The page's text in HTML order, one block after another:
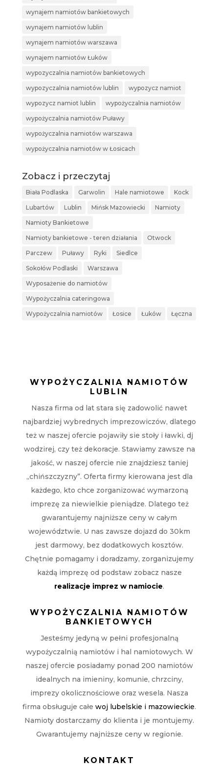
wynajem namiotów bankietowych
wynajem namiotów lublin
wynajem namiotów warszawa
wynajem namiotów Łuków
wypozyczalnia namiotów bankietowych
wypozyczalnia namiotów lublin wypozycz namiot
wypozycz namiot lublin wypożyczalnia namiotów
wypożyczalnia namiotów Puławy
wypożyczalnia namiotów warszawa
wypożyczalnia namiotów w Łosicach
Zobacz i przeczytaj
Biała Podlaska Garwolin Hale namiotowe Kock
Lubartów Lublin Mińsk Mazowiecki Namioty
Namioty Bankietowe
Namioty bankietowe - teren działania Otwock
Parczew Puławy Ryki Siedlce
Sokołów Podlaski Warszawa
Wyposażenie do namiotów
Wypożyczalnia cateringowa
Wypożyczalnia namiotów Łosice Łuków Łęczna
WYPOŻYCZALNIA NAMIOTÓW
LUBLIN
Nasza firma od lat stara się zadowolić nawet
najbardziej wybrednych imprezowiczów, dlatego
też w naszej ofercie pojawiły sie stoły i ławki, dj
wodzirej, czy też dekoracje. Stawiamy zawsze na
jakość, w naszej ofercie nie znajdziesz taniej
„chińszczyzny”. Oferta firmy kierowana jest dla
każdego, kto chce zorganizować wymarzoną
imprezę za niewielkie pieniądze. Dlatego też
gwarantujemy najniższe ceny w całym
województwie. U nas zawsze dojazd do 30km
jest darmowy, bez dodatkowych kosztów.
Chętnie pomagamy i doradzamy, zorganizujemy
każdą imprezę od podstaw zobacz nasze
realizacje imprez w namiocie.
WYPOŻYCZALNIA NAMIOTÓW
BANKIETOWYCH
Jesteśmy jedyną w pełni profesjonalną
wypożyczalnią namiotów i hal namiotowych. W
naszej ofercie posiadamy ponad 200 namiotów
idealnych na imieniny, komunie, chrzciny,
imprezy okolicznościowe oraz wesela. Nasza
firma obsługuje całewoj lubelskie i mazowieckie.
Namioty dostarczamy do klienta i je montujemy.
Gwarantujemy najniższe ceny w regionie.
KONTAKT